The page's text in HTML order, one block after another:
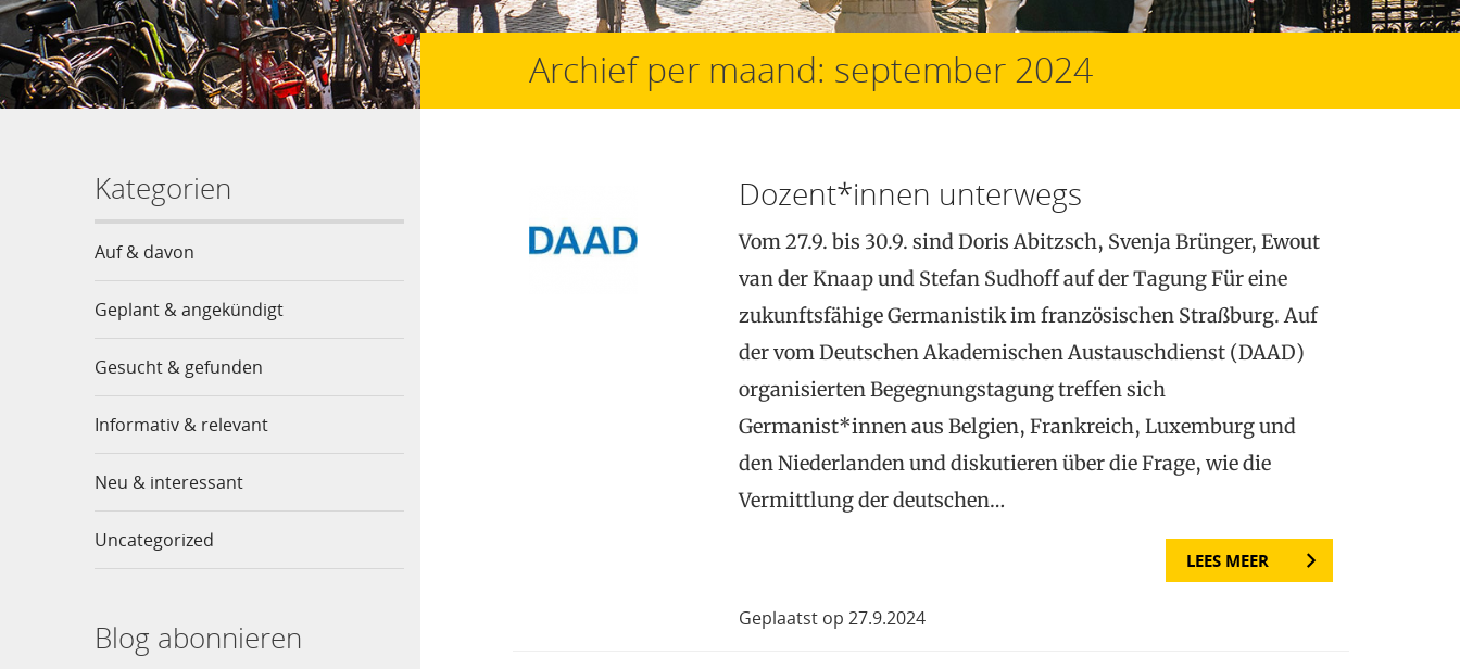
Kategorien
Auf & davon
Geplant & angekündigt
Gesucht & gefunden
Informativ & relevant
Neu & interessant
Uncategorized
Blog abonnieren
Archief per maand: september 2024
Dozent*innen unterwegs
Vom 27.9. bis 30.9. sind Doris Abitzsch, Svenja Brünger, Ewout
van der Knaap und Stefan Sudhoff auf der Tagung Für eine
zukunftsfähige Germanistik im französischen Straßburg. Auf
der vom Deutschen Akademischen Austauschdienst (DAAD)
organisierten Begegnungstagung treffen sich
Germanist*innen aus Belgien, Frankreich, Luxemburg und
den Niederlanden und diskutieren über die Frage, wie die
Vermittlung der deutschen…
LEES MEER
Geplaatst op 27.9.2024